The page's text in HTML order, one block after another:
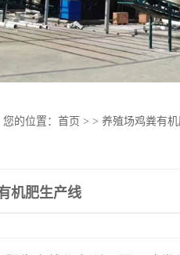
您的位置： 首页 > > 养殖场鸡粪有
机肥生产线